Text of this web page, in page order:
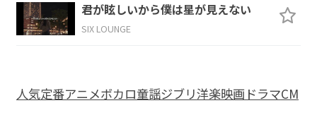
Fm
F C/E Dm7
君が眩しいから僕は星が見えない
SIX LOUNGE
人気定番アニメボカロ童謡ジブリ洋楽映画ドラマCM